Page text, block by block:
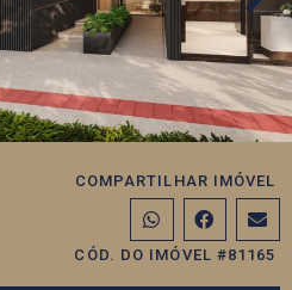
COMPARTILHAR IMÓVEL
CÓD. DO IMÓVEL #81165